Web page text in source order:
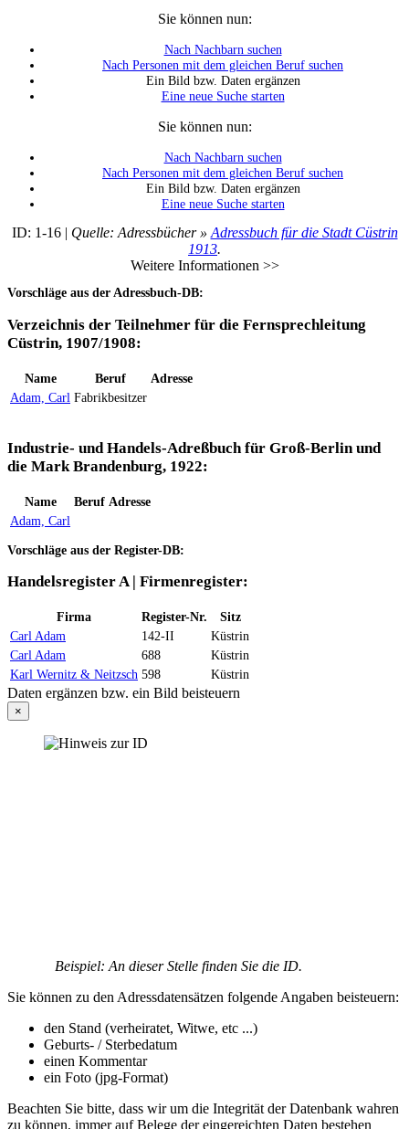
Sie können nun:
Nach Nachbarn suchen
Nach Personen mit dem gleichen Beruf suchen
Ein Bild bzw. Daten ergänzen
Eine neue Suche starten
Sie können nun:
Nach Nachbarn suchen
Nach Personen mit dem gleichen Beruf suchen
Ein Bild bzw. Daten ergänzen
Eine neue Suche starten
ID: 1-16 | Quelle: Adressbücher » Adressbuch für die Stadt Cüstrin
1913.
Weitere Informationen >>
Vorschläge aus der Adressbuch-DB:
Verzeichnis der Teilnehmer für die Fernsprechleitung
Cüstrin, 1907/1908:
Name Beruf
Adresse
Adam, Carl Fabrikbesitzer
Industrie- und Handels-Adreßbuch für Groß-Berlin und
die Mark Brandenburg, 1922:
Name Beruf Adresse
Adam, Carl
Vorschläge aus der Register-DB:
Handelsregister A | Firmenregister:
Firma Register-Nr.
Sitz
Carl Adam
142-II
Küstrin
Carl Adam
688
Küstrin
Karl Wernitz & Neitzsch 598 Küstrin
Daten ergänzen bzw. ein Bild beisteuern
×
Beispiel: An dieser Stelle finden Sie die ID.
Sie können zu den Adressdatensätzen folgende Angaben beisteuern:
den Stand (verheiratet, Witwe, etc ...)
Geburts- / Sterbedatum
einen Kommentar
ein Foto (jpg-Format)
Beachten Sie bitte, dass wir um die Integrität der Datenbank wahren
zu können, immer auf Belege der eingereichten Daten bestehen